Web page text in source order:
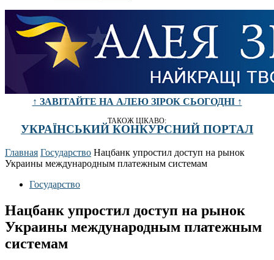
↑ ЗАВІТАЙТЕ НА АЛЕЮ ЗІРОК СЬОГОДНІ ↑
ТАКОЖ ЦІКАВО:
УКРАЇНСЬКИЙ КОНКУРСНИЙ ПОРТАЛ
Главная Государство Нацбанк упростил доступ на рынок
Украины международным платежным системам
Государство
Нацбанк упростил доступ на рынок
Украины международным платежным
системам